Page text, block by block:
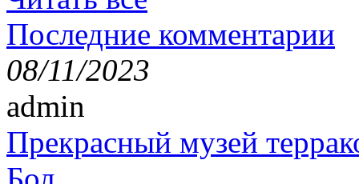
Последние комментарии
08/11/2023
admin
Прекрасный музей